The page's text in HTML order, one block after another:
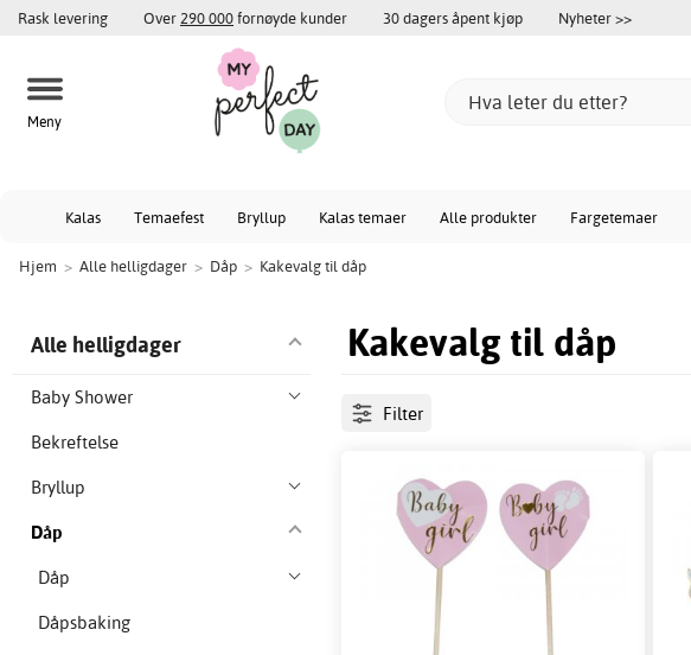
Rask levering Over 290 000fornøyde kunder 30 dagers åpent kjøp Nyheter >>
Meny
Kalas Temaefest Bryllup Kalas temaer Alle produkter Fargetemaer
Hjem > Alle helligdager > Dåp > Kakevalg til dåp
Kakevalg til dåp
Alle helligdager
Baby Shower
Bekreftelse
Bryllup
Dåp
Dåp
Dåpsbaking
Filter